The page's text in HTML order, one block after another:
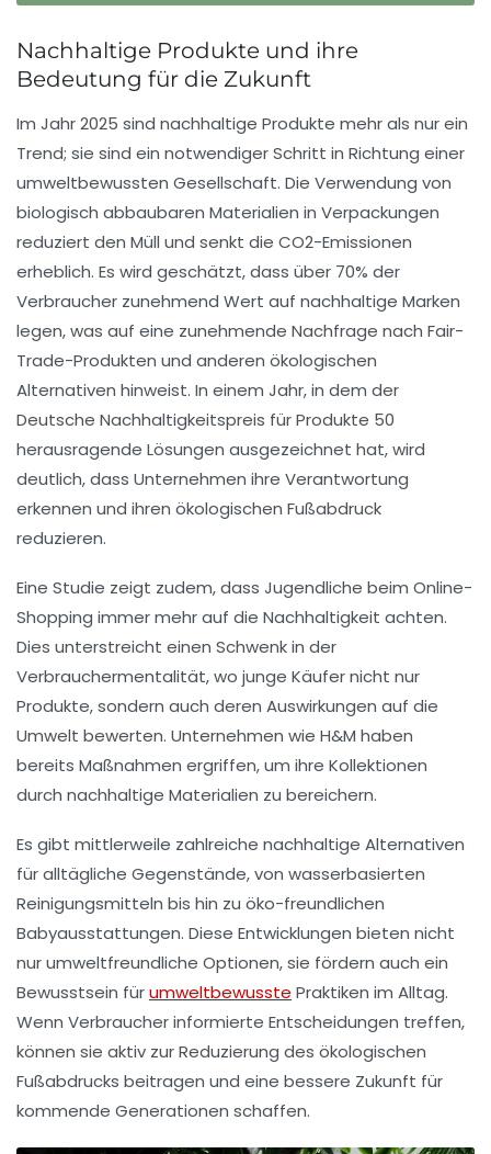
Nachhaltige Produkte und ihre
Bedeutung für die Zukunft
Im Jahr 2025 sind nachhaltige Produkte mehr als nur ein
Trend; sie sind ein notwendiger Schritt in Richtung einer
umweltbewussten Gesellschaft. Die Verwendung von
biologisch abbaubaren Materialien in Verpackungen
reduziert den Müll und senkt die CO2-Emissionen
erheblich. Es wird geschätzt, dass über 70% der
Verbraucher zunehmend Wert auf nachhaltige Marken
legen, was auf eine zunehmende Nachfrage nach Fair-
Trade-Produkten und anderen ökologischen
Alternativen hinweist. In einem Jahr, in dem der
Deutsche Nachhaltigkeitspreis für Produkte 50
herausragende Lösungen ausgezeichnet hat, wird
deutlich, dass Unternehmen ihre Verantwortung
erkennen und ihren ökologischen Fußabdruck
reduzieren.
Eine Studie zeigt zudem, dass Jugendliche beim Online-
Shopping immer mehr auf die Nachhaltigkeit achten.
Dies unterstreicht einen Schwenk in der
Verbrauchermentalität, wo junge Käufer nicht nur
Produkte, sondern auch deren Auswirkungen auf die
Umwelt bewerten. Unternehmen wie H&M haben
bereits Maßnahmen ergriffen, um ihre Kollektionen
durch nachhaltige Materialien zu bereichern.
Es gibt mittlerweile zahlreiche nachhaltige Alternativen
für alltägliche Gegenstände, von wasserbasierten
Reinigungsmitteln bis hin zu öko-freundlichen
Babyausstattungen. Diese Entwicklungen bieten nicht
nur umweltfreundliche Optionen, sie fördern auch ein
Bewusstsein fürumweltbewusste Praktiken im Alltag.
Wenn Verbraucher informierte Entscheidungen treffen,
können sie aktiv zur Reduzierung des ökologischen
Fußabdrucks beitragen und eine bessere Zukunft für
kommende Generationen schaffen.